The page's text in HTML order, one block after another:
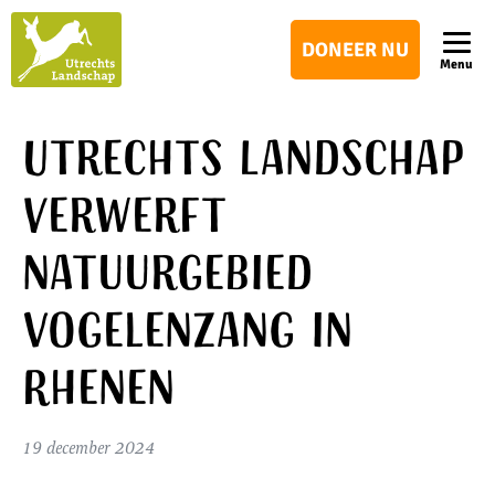
DONEER NU
Menu
Utrechts Landschap
verwerft
natuurgebied
Vogelenzang in
Rhenen
19 december 2024